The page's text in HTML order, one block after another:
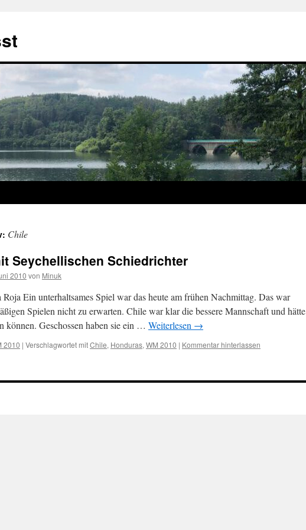
Chile
Seychellischen Schiedrichter
2010 von Minuk
Ein unterhaltsames Spiel war das heute am frühen Nachmittag. Das war
Spielen nicht zu erwarten. Chile war klar die bessere Mannschaft und hätte
können. Geschossen haben sie ein … Weiterlesen →
2010 | Verschlagwortet mitChile, Honduras, WM 2010 | Kommentar hinterlassen